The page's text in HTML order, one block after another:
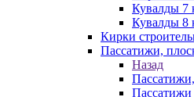
Кувалды 7
Кувалды 8
Кирки
Пассатижи,
Назад
Пассатижи